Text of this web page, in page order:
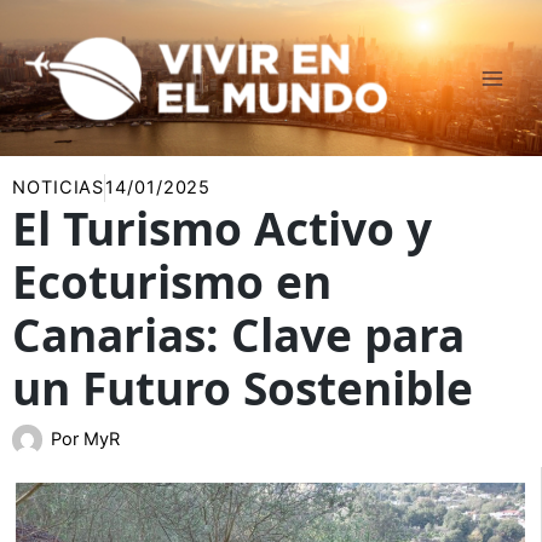
al
contenido
NOTICIAS14/01/2025
El Turismo Activo y
Ecoturismo en
Canarias: Clave para
un Futuro Sostenible
Por MyR